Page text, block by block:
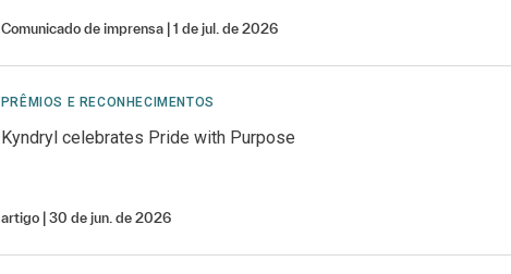
Comunicado de imprensa 1 de jul. de 2026
PRÊMIOS E RECONHECIMENTOS
Kyndryl celebrates Pride with Purpose
artigo 30 de jun. de 2026